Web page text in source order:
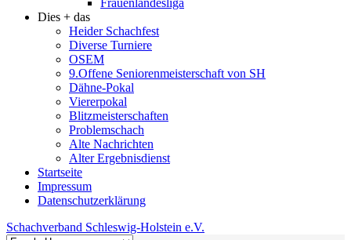
Frauenlandesliga
Dies + das
Heider Schachfest
Diverse Turniere
OSEM
9.Offene Seniorenmeisterschaft von SH
Dähne-Pokal
Viererpokal
Blitzmeisterschaften
Problemschach
Alte Nachrichten
Alter Ergebnisdienst
Startseite
Impressum
Datenschutzerklärung
Schachverband Schleswig-Holstein e.V.